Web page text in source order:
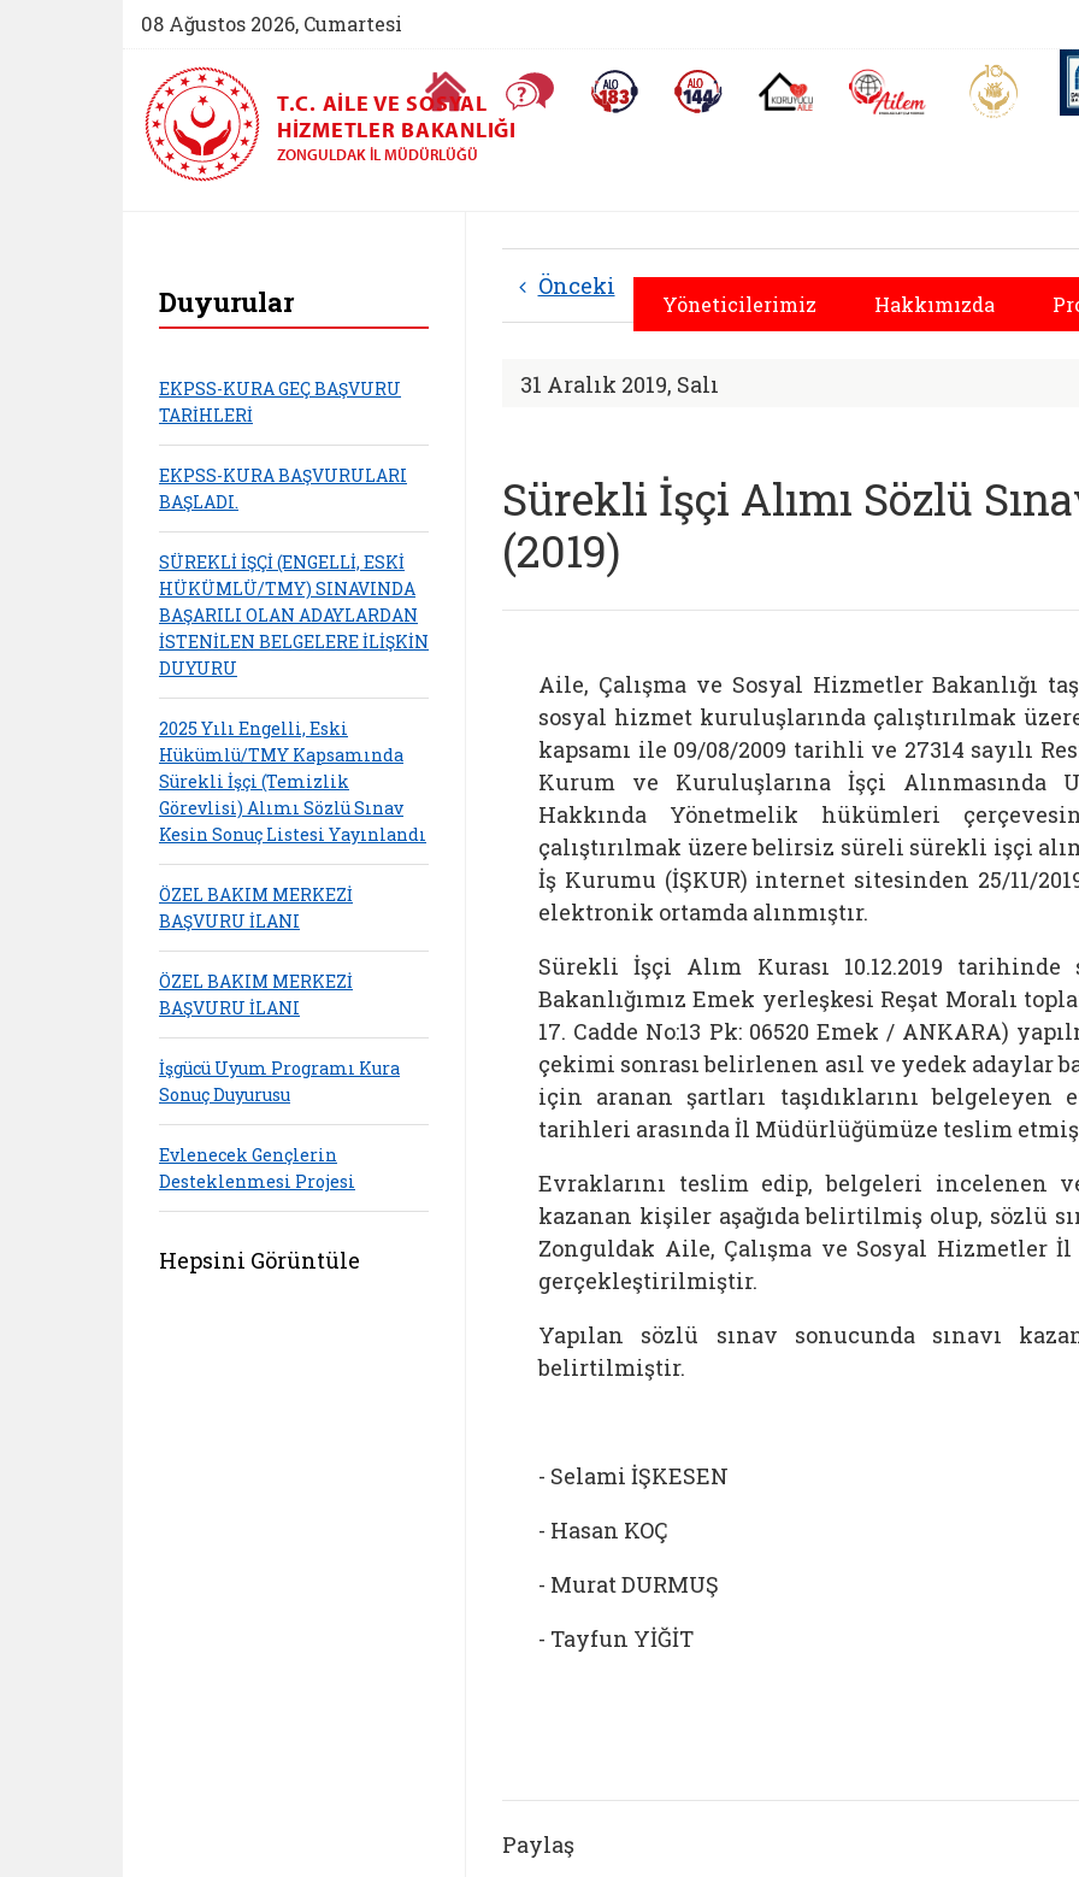
08 Ağustos 2026, Cumartesi
Ana Sayfa Sıkça Sorulan SorularAlo 183 (yeni sekmede açılır)Alo 144 (yeni sekmede açılır)Koruyucu Aile (yeni sekmede açılır)
AİLEM İletişim Aile ve
T.C. AILE VE SOSYAL
HIZMETLER BAKANLIĞI
ZONGULDAK İL MÜDÜRLÜĞÜ
Yöneticilerimiz Hakkımızda
Zonguldak Aile ve Sosyal Hizmetler İl
Duyurular
EKPSS-KURA GEÇ BAŞVURU
TARİHLERİ
EKPSS-KURA BAŞVURULARI
BAŞLADI.
SÜREKLİ İŞÇİ (ENGELLİ, ESKİ
HÜKÜMLÜ/TMY) SINAVINDA
BAŞARILI OLAN ADAYLARDAN
İSTENİLEN BELGELERE İLİŞKİN
DUYURU
2025 Yılı Engelli, Eski
Hükümlü/TMY Kapsamında
Sürekli İşçi (Temizlik
Görevlisi) Alımı Sözlü Sınav
Kesin Sonuç Listesi Yayınlandı
ÖZEL BAKIM MERKEZİ
BAŞVURU İLANI
ÖZEL BAKIM MERKEZİ
BAŞVURU İLANI
İşgücü Uyum Programı Kura
Sonuç Duyurusu
Evlenecek Gençlerin
Desteklenmesi Projesi
Hepsini Görüntüle
Önceki
31 Aralık 2019, Salı
Sürekli İşçi Alımı Sözlü
(2019)
Aile, Çalışma ve Sosyal Hizmetler Bakanlığı
sosyal hizmet kuruluşlarında çalıştırılmak
kapsamı ile 09/08/2009 tarihli ve 27314 sayılı
Kurum ve Kuruluşlarına İşçi Alınmasında
Hakkında Yönetmelik hükümleri
çalıştırılmak üzere belirsiz süreli sürekli işçi
İş Kurumu (İŞKUR) internet sitesinden 25/11/
elektronik ortamda alınmıştır.
Sürekli İşçi Alım Kurası 10.12.2019 tarihinde
Bakanlığımız Emek yerleşkesi Reşat Moralı
17. Cadde No:13 Pk: 06520 Emek / ANKARA)
çekimi sonrası belirlenen asıl ve yedek adaylar
için aranan şartları taşıdıklarını belgeleyen
tarihleri arasında İl Müdürlüğümüze teslim
Evraklarını teslim edip, belgeleri incelenen
kazanan kişiler aşağıda belirtilmiş olup, sözlü
Zonguldak Aile, Çalışma ve Sosyal Hizmetler
gerçekleştirilmiştir.
Yapılan sözlü sınav sonucunda sınavı
belirtilmiştir.
- Selami İŞKESEN
- Hasan KOÇ
- Murat DURMUŞ
- Tayfun YİĞİT
Paylaş